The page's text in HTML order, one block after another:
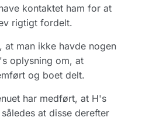
kontaktet ham for at
rigtigt fordelt.
man ikke havde nogen
oplysning om, at
og boet delt.
har medført, at H's
at disse derefter